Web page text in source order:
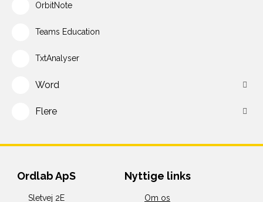
OrbitNote
Teams Education
TxtAnalyser
Word
Flere
Ordlab ApS
Sletvej 2E
Nyttige links
Om os